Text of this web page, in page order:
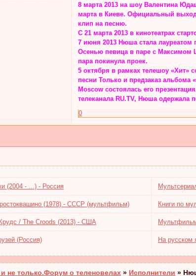
8 марта 2013 на шоу Валентина
марта в Киеве. Официальный
клип на песню.
С 21 марта 2013 в кинотеатрах
7 июня 2013 Нюша стала
Осенью певица в паре с Максимом
пара покинула проек.
5 октября в рамках телешоу «Хит»
песни Только и предзаказ альбома
Moscow состоялась его
телеканала RU.TV, Нюша одержала
0
(2004 - ...) - Россия
(1978) - СССР (мультфильм) Книги по
/ The Croods (2013) - США
(Россия) На русском
не только.Форум о теленовелах » Исполнители »